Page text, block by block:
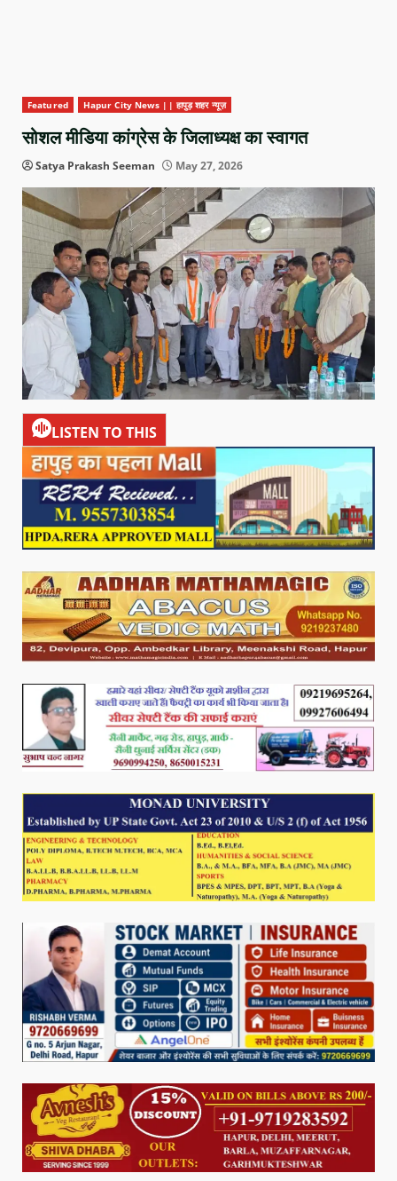
Featured Hapur City News || हापुड़ शहर न्यूज़
सोशल मीडिया कांग्रेस के जिलाध्यक्ष का स्वागत
Satya Prakash Seeman May 27, 2026
LISTEN TO THIS